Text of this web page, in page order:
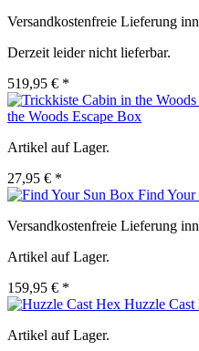
Versandkostenfreie Lieferung
Derzeit leider nicht lieferbar.
519,95 € *
the Woods Escape Box
Artikel auf Lager.
27,95 € *
Find
Versandkostenfreie Lieferung
Artikel auf Lager.
159,95 € *
Huzzle Cast
Artikel auf Lager.